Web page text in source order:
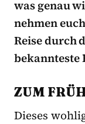
was genau
nehmen
Reise durch
bekannteste
ZUM
Dieses